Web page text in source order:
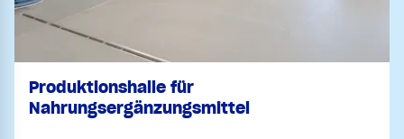
Produktionshalle für
Nahrungsergänzungsmittel